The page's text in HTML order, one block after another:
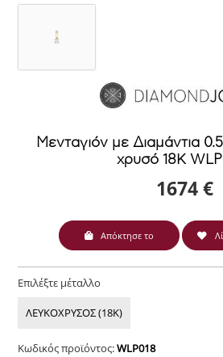
Μενταγιόν με Διαμάντια
χρυσό 18Κ
1674 €
Απόκτησε το
Επιλέξτε μέταλλο
ΛΕΥΚΟΧΡΥΣΟΣ (18Κ)
Κωδικός προϊόντος:WLP018